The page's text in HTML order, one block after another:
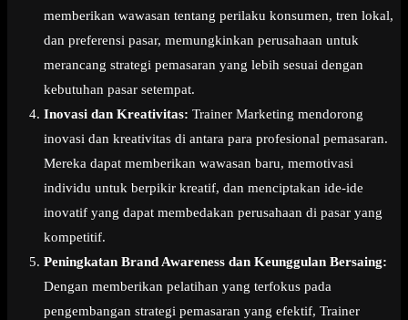
memberikan wawasan tentang perilaku konsumen, tren lokal,
dan preferensi pasar, memungkinkan perusahaan untuk
merancang strategi pemasaran yang lebih sesuai dengan
kebutuhan pasar setempat.
Inovasi dan Kreativitas: Trainer Marketing mendorong
inovasi dan kreativitas di antara para profesional pemasaran.
Mereka dapat memberikan wawasan baru, memotivasi
individu untuk berpikir kreatif, dan menciptakan ide-ide
inovatif yang dapat membedakan perusahaan di pasar yang
kompetitif.
Peningkatan Brand Awareness dan Keunggulan Bersaing:
Dengan memberikan pelatihan yang terfokus pada
pengembangan strategi pemasaran yang efektif, Trainer